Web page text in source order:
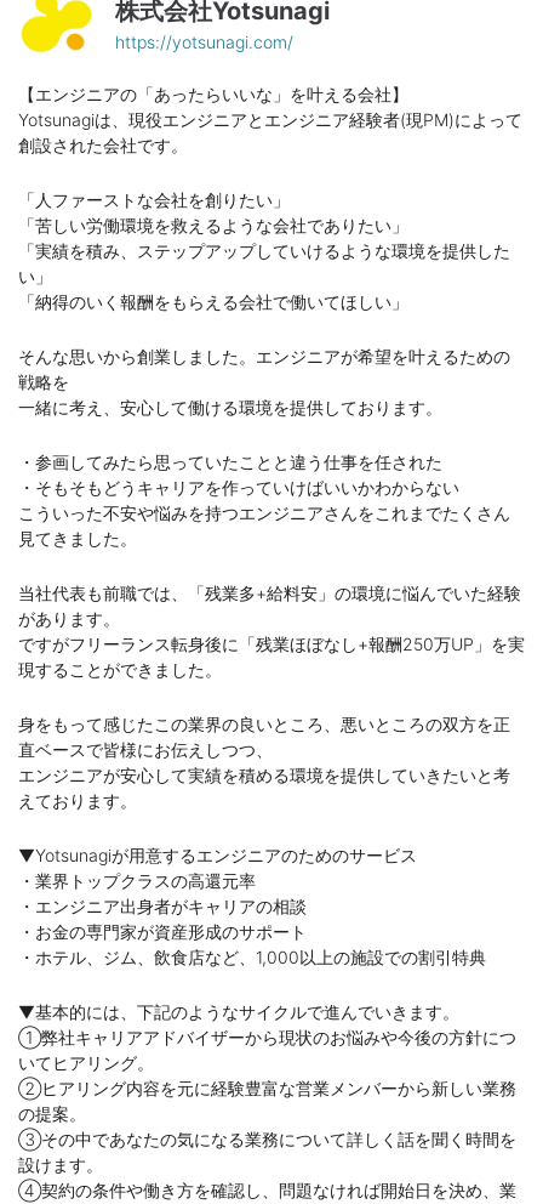
株式会社Yotsunagi
https://yotsunagi.com/
【エンジニアの「あったらいいな」を叶える会社】
Yotsunagiは、現役エンジニアとエンジニア経験者(現PM)によって
創設された会社です。
「人ファーストな会社を創りたい」
「苦しい労働環境を救えるような会社でありたい」
「実績を積み、ステップアップしていけるような環境を提供した
い」
「納得のいく報酬をもらえる会社で働いてほしい」
そんな思いから創業しました。エンジニアが希望を叶えるための
戦略を
一緒に考え、安心して働ける環境を提供しております。
・参画してみたら思っていたことと違う仕事を任された
・そもそもどうキャリアを作っていけばいいかわからない
こういった不安や悩みを持つエンジニアさんをこれまでたくさん
見てきました。
当社代表も前職では、「残業多+給料安」の環境に悩んでいた経験
があります。
ですがフリーランス転身後に「残業ほぼなし+報酬250万UP」を実
現することができました。
身をもって感じたこの業界の良いところ、悪いところの双方を正
直ベースで皆様にお伝えしつつ、
エンジニアが安心して実績を積める環境を提供していきたいと考
えております。
▼Yotsunagiが用意するエンジニアのためのサービス
・業界トップクラスの高還元率
・エンジニア出身者がキャリアの相談
・お金の専門家が資産形成のサポート
・ホテル、ジム、飲食店など、1,000以上の施設での割引特典
▼基本的には、下記のようなサイクルで進んでいきます。
①弊社キャリアアドバイザーから現状のお悩みや今後の方針につ
いてヒアリング。
②ヒアリング内容を元に経験豊富な営業メンバーから新しい業務
の提案。
③その中であなたの気になる業務について詳しく話を聞く時間を
設けます。
④契約の条件や働き方を確認し、問題なければ開始日を決め、業